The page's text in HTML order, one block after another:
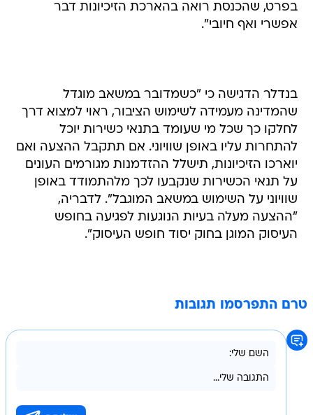
בפרט, שהכנסת רואה בהארכת הזיכיונות דבר
אפשרי ואף חיובי".
בנדלר הדגישה כי "כשמדובר במשאב מוגדל
שהמדינה מעמידה לשימוש הציבור, ראוי למצוא דרך
לחלקו כך שכל מי שעומד בתנאי כשירות יוכל
להתחרות עליו באופן שוויוני. אם תתקבל ההצעה ואם
יוארכו הזיכיונות, תישלל ההזדמנות מגורמים העונים
על תנאי הכשירות שנקבעו לכך מלהתמודד באופן
שוויוני על השימוש במשאב המוגבל". לדבריה,
"ההצעה מעלה בעיות הנוגעות לפגיעה בחופש
העיסוק המוגן בחוק יסוד חופש העיסוק".
טרם התפרסמו תגובות